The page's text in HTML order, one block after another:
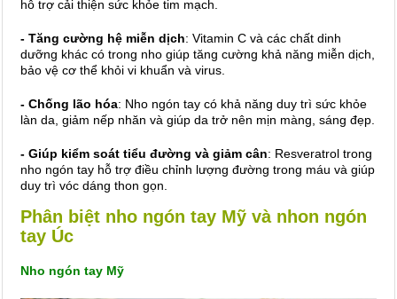
hỗ trợ cải thiện sức khỏe tim mạch.
- Tăng cường hệ miễn dịch: Vitamin C và các chất dinh
dưỡng khác có trong nho giúp tăng cường khả năng miễn dịch,
bảo vệ cơ thể khỏi vi khuẩn và virus.
- Chống lão hóa: Nho ngón tay có khả năng duy trì sức khỏe
làn da, giảm nếp nhăn và giúp da trở nên mịn màng, sáng đẹp.
- Giúp kiểm soát tiểu đường và giảm cân: Resveratrol trong
nho ngón tay hỗ trợ điều chỉnh lượng đường trong máu và giúp
duy trì vóc dáng thon gọn.
Phân biệt nho ngón tay Mỹ và nhon ngón
tay Úc
Nho ngón tay Mỹ